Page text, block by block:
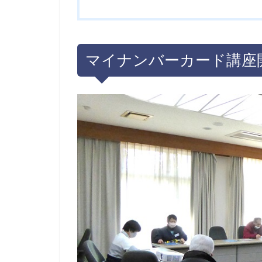
マイナンバーカード講座